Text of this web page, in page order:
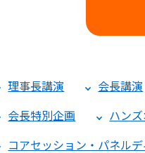
理事長講演 会長講演
会長特別企画
ハン
コアセッション・パネル